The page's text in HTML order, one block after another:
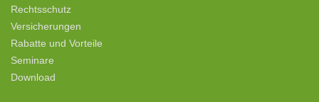
Rechtsschutz
Versicherungen
Rabatte und Vorteile
Seminare
Download